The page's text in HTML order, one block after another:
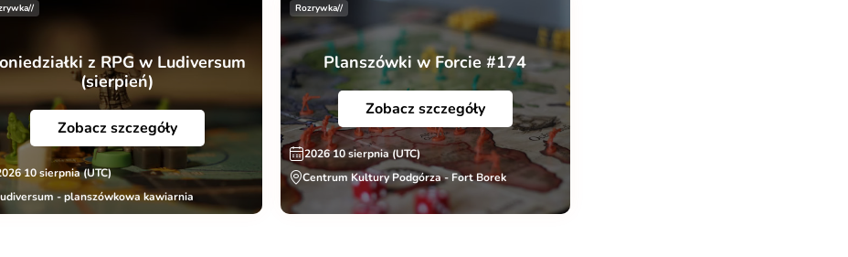
z RPG w Ludiversum
(sierpień)
Zobacz szczegóły
10 sierpnia (UTC)
- planszówkowa kawiarnia
Rozrywka//
Planszówki w Forcie #174
Zobacz szczegóły
2026 10 sierpnia (UTC)
Centrum Kultury Podgórza - Fort Borek